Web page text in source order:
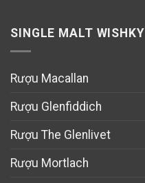
SINGLE MALT WISHKY
Rượu Macallan
Rượu Glenfiddich
Rượu The Glenlivet
Rượu Mortlach